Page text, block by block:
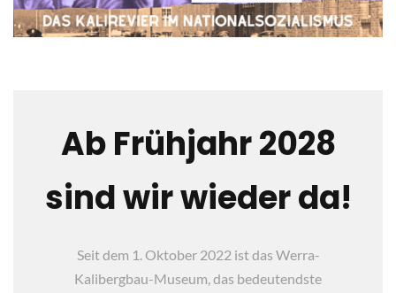
Ab Frühjahr 2028
sind wir wieder da!
Seit dem 1. Oktober 2022 ist das Werra-
Kalibergbau-Museum, das bedeutendste